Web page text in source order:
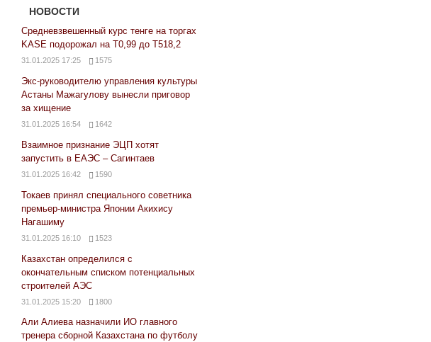
НОВОСТИ
Средневзвешенный курс тенге на торгах
KASE подорожал на Т0,99 до Т518,2
31.01.2025 17:25 1575
Экс-руководителю управления культуры
Астаны Мажагулову вынесли приговор
за хищение
31.01.2025 16:54 1642
Взаимное признание ЭЦП хотят
запустить в ЕАЭС – Сагинтаев
31.01.2025 16:42 1590
Токаев принял специального советника
премьер-министра Японии Акихису
Нагашиму
31.01.2025 16:10 1523
Казахстан определился с
окончательным списком потенциальных
строителей АЭС
31.01.2025 15:20 1800
Али Алиева назначили ИО главного
тренера сборной Казахстана по футболу